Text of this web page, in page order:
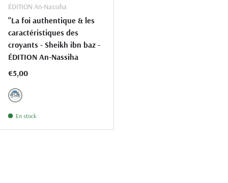
ÉDITION An-Nassiha
"La foi authentique & les
caractéristiques des
croyants - Sheikh ibn baz -
ÉDITION An-Nassiha
Prix habituel
€5,00
BLEU CIEL.35
En stock